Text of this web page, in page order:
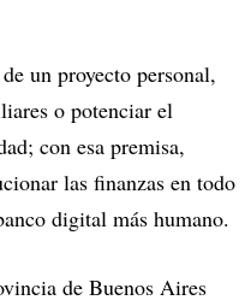
un proyecto personal,
o potenciar el
con esa premisa,
las finanzas en todo
digital más humano.
de Buenos Aires